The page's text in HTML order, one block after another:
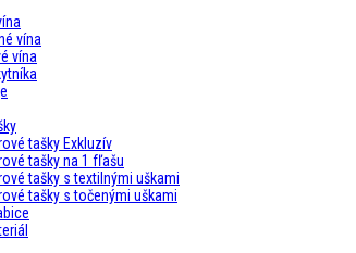
vína
vína
tašky Exkluzív
tašky na 1 fľašu
tašky s textilnými uškami
tašky s točenými uškami